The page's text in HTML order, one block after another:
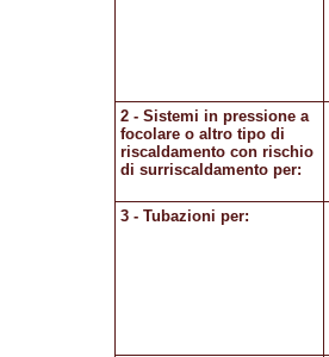
2 - Sistemi in pressione a
focolare o altro tipo di
riscaldamento con rischio
di surriscaldamento per:
3 - Tubazioni per: